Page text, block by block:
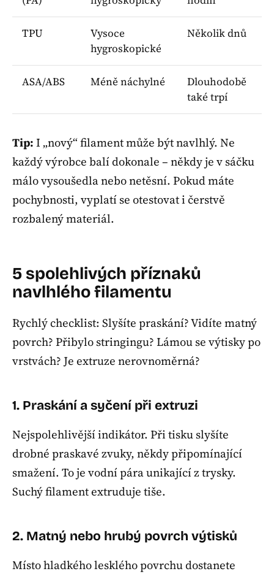
TPU
Vysoce
hygroskopické
Několik dnů
ASA/ABS Méně náchylné
Dlouhodobě
také trpí
Tip: I „nový“ filament může být navlhlý. Ne
každý výrobce balí dokonale – někdy je v sáčku
málo vysoušedla nebo netěsní. Pokud máte
pochybnosti, vyplatí se otestovat i čerstvě
rozbalený materiál.
5 spolehlivých příznaků
navlhlého filamentu
Rychlý checklist: Slyšíte praskání? Vidíte matný
povrch? Přibylo stringingu? Lámou se výtisky po
vrstvách? Je extruze nerovnoměrná?
1. Praskání a syčení při extruzi
Nejspolehlivější indikátor. Při tisku slyšíte
drobné praskavé zvuky, někdy připomínající
smažení. To je vodní pára unikající z trysky.
Suchý filament extruduje tiše.
2. Matný nebo hrubý povrch výtisků
Místo hladkého lesklého povrchu dostanete